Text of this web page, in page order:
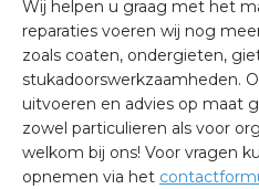
Wij helpen u graag met het
reparaties voeren wij nog
zoals coaten, ondergieten,
stukadoorswerkzaamheden.
uitvoeren en advies op maat
zowel particulieren als voor
welkom bij ons! Voor vragen
opnemen via het